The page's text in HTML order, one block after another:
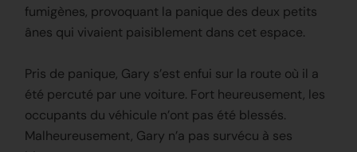
fumigènes, provoquant la panique des deux petits
ânes qui vivaient paisiblement dans cet espace.
Pris de panique, Gary s’est enfui sur la route où il a
été percuté par une voiture. Fort heureusement, les
occupants du véhicule n’ont pas été blessés.
Malheureusement, Gary n’a pas survécu à ses